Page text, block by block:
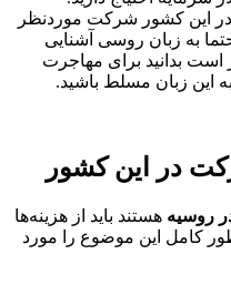
در این کشور شرکت مورد‌نظر
به زبان روسی آشنایی
است بدانید برای مهاجرت
این زبان مسلط باشید.
در این کشور
روسیه هستند باید از هزینه‌ها
کامل این موضوع را مورد